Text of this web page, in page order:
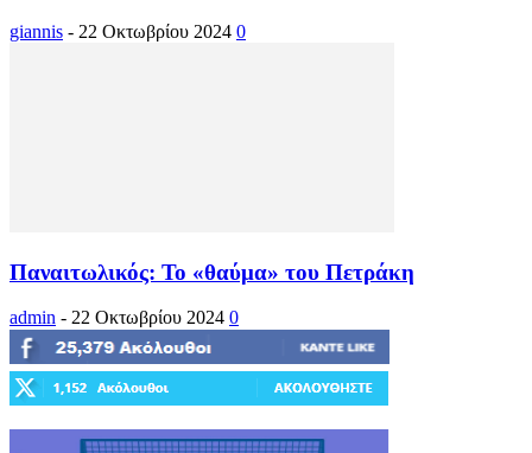
giannis - 22 Οκτωβρίου 2024 0
Παναιτωλικός: Το «θαύμα» του Πετράκη
admin - 22 Οκτωβρίου 2024 0